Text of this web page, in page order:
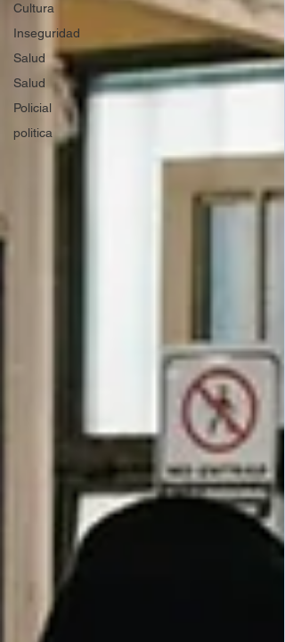
Cultura
Inseguridad
Salud
Salud
Policial
politica